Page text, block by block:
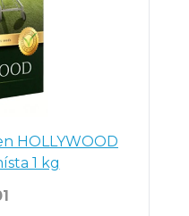
HOLLYWOOD
1 kg